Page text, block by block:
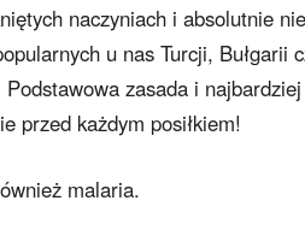
naczyniach i absolutnie
u nas Turcji, Bułgarii
zasada i
przed każdym posiłkiem!
malaria.